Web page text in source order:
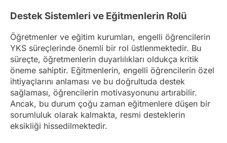
Destek Sistemleri ve Eğitmenlerin Rolü
Öğretmenler ve eğitim kurumları, engelli öğrencilerin
YKS süreçlerinde önemli bir rol üstlenmektedir. Bu
süreçte, öğretmenlerin duyarlılıkları oldukça kritik
öneme sahiptir. Eğitmenlerin, engelli öğrencilerin özel
ihtiyaçlarını anlaması ve bu doğrultuda destek
sağlaması, öğrencilerin motivasyonunu artırabilir.
Ancak, bu durum çoğu zaman eğitmenlere düşen bir
sorumluluk olarak kalmakta, resmi desteklerin
eksikliği hissedilmektedir.